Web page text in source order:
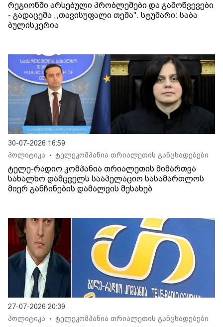
რეგიონში არსებული პრობლემები და გამოწვევები
- გადაცემა ,,თავისუფალი თემა". სტუმარი: საბა
ბულისკერია
30-07-2026 16:59
პოლიტიკა
• ტელეკომპანია თრიალეთის განცხადებები
ტელე-რადიო კომპანია თრიალეთის მიმართვა
სახალხო დამცველს სააპელაციო სასამართლოს
მიერ განჩინების დამალვის შესახებ
27-07-2026 20:39
პოლიტიკა
• ტელეკომპანია თრიალეთის განცხადებები